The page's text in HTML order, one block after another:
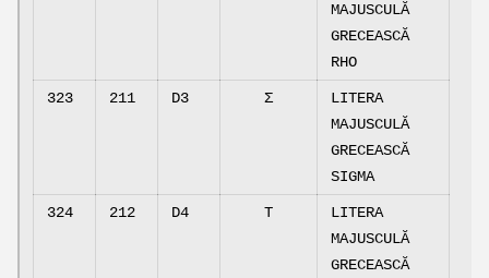
MAJUSCULĂ
GRECEASCĂ
RHO
323 211 D3 Σ
LITERA
MAJUSCULĂ
GRECEASCĂ
SIGMA
324 212 D4 Τ
LITERA
MAJUSCULĂ
GRECEASCĂ